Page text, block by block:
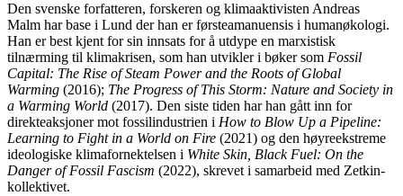
Den svenske forfatteren, forskeren og klimaaktivisten Andreas
Malm har base i Lund der han er førsteamanuensis i humanøkologi.
Han er best kjent for sin innsats for å utdype en marxistisk
tilnærming til klimakrisen, som han utvikler i bøker som Fossil
Capital: The Rise of Steam Power and the Roots of Global
Warming (2016); The Progress of This Storm: Nature and Society in
a Warming World (2017). Den siste tiden har han gått inn for
direkteaksjoner mot fossilindustrien i How to Blow Up a Pipeline:
Learning to Fight in a World on Fire (2021) og den høyreekstreme
ideologiske klimafornektelsen i White Skin, Black Fuel: On the
Danger of Fossil Fascism (2022), skrevet i samarbeid med Zetkin-
kollektivet.